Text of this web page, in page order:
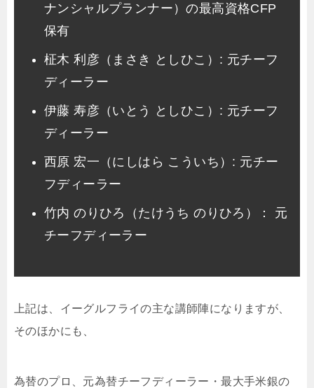
ナンシャルプランナー）の最高資格CFP
保有
柾木 利彦（まさき としひこ）: 元チーフ
ディーラー
伊藤 寿彦（いとう としひこ）: 元チーフ
ディーラー
西原 宏一（にしはら こういち）: 元チー
フディーラー
竹内 のりひろ（たけうち のりひろ）： 元
チーフディーラー
上記は、イーグルフライの主な講師陣になりますが、
そのほかにも、
為替のプロ、元為替チーフディーラー・最大手米銀の